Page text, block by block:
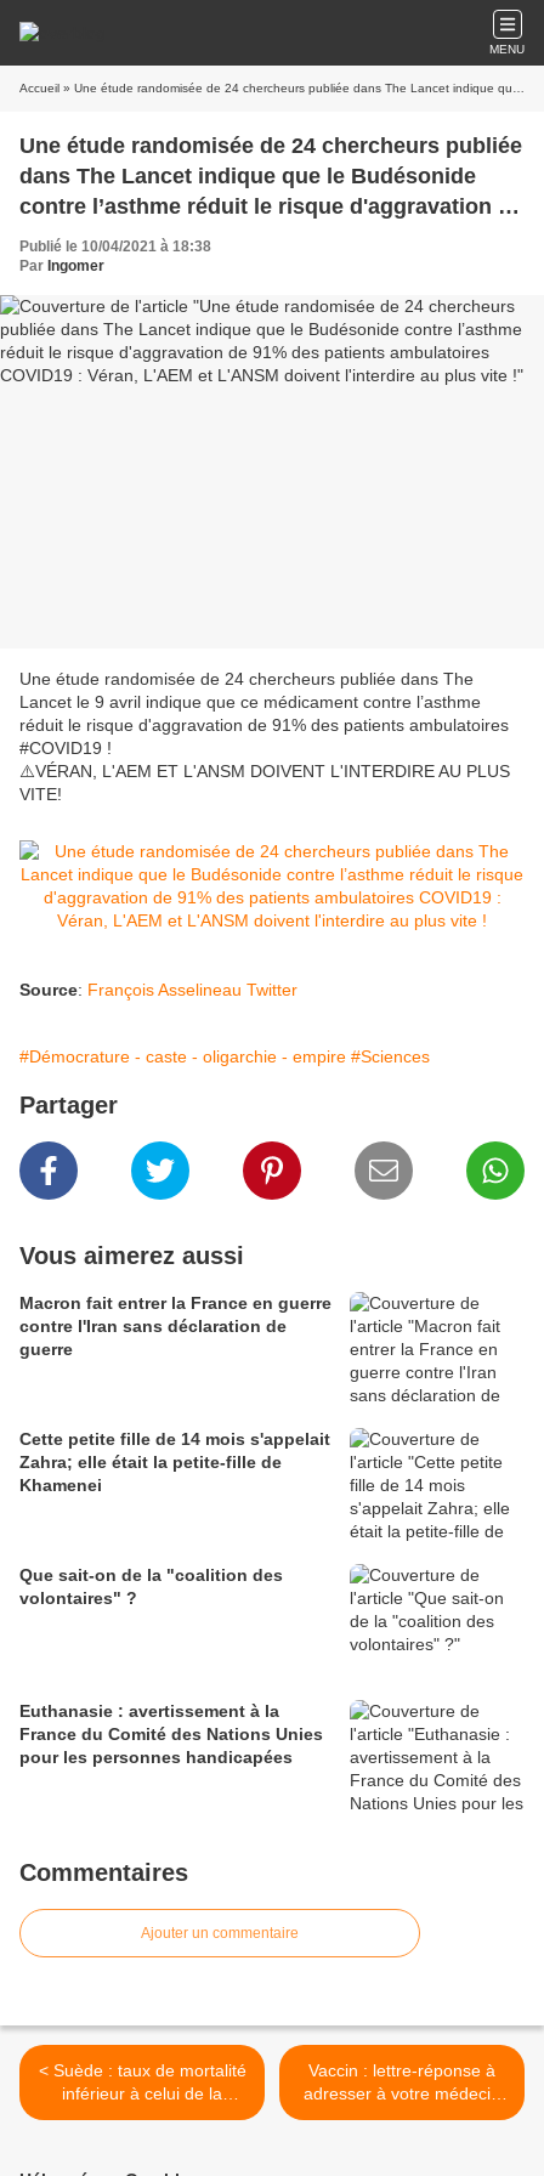
MENU
Accueil » Une étude randomisée de 24 chercheurs publiée dans The Lancet indique que le Budésonide contre l’asthme réduit le risque d'aggravation de 91% des patients ambulatoires COVID19 : Véran, L'AEM et L'ANSM doivent l'interdire au plus vite !
Une étude randomisée de 24 chercheurs publiée
dans The Lancet indique que le Budésonide
contre l’asthme réduit le risque d'aggravation de
91% des patients ambulatoires COVID19 : Véran,
L'AEM et L'ANSM doivent l'interdire au plus vite
!
Publié le 10/04/2021 à 18:38
Par Ingomer
Une étude randomisée de 24 chercheurs publiée dans The
Lancet le 9 avril indique que ce médicament contre l’asthme
réduit le risque d'aggravation de 91% des patients ambulatoires
#COVID19 !
⚠️VÉRAN, L'AEM ET L'ANSM DOIVENT L'INTERDIRE AU PLUS
VITE!
Source: François Asselineau Twitter
#Démocrature - caste - oligarchie - empire #Sciences
Partager
Vous aimerez aussi
Macron fait entrer la France en guerre
contre l'Iran sans déclaration de
guerre
Cette petite fille de 14 mois s'appelait
Zahra; elle était la petite-fille de
Khamenei
Que sait-on de la "coalition des
volontaires" ?
Euthanasie : avertissement à la
France du Comité des Nations Unies
pour les personnes handicapées
Commentaires
Ajouter un commentaire
< Suède : taux de mortalité
inférieur à celui de la
plupart des pays d’Europe
Vaccin : lettre-réponse à
adresser à votre médecin
qui, hypnotisé par le